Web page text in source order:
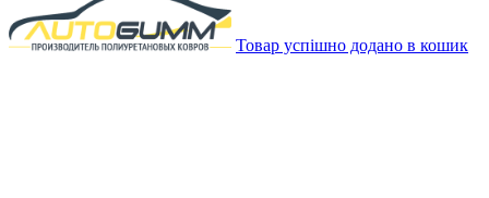
Товар успішно додано в кошик